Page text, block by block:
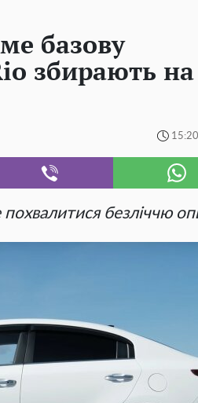
базову
збирають на
безліччю